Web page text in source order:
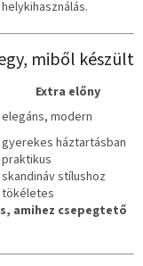
miből készült
Extra előny
elegáns, modern
gyerekes háztartásban
praktikus
skandináv stílushoz
tökéletes
amihez csepegtető